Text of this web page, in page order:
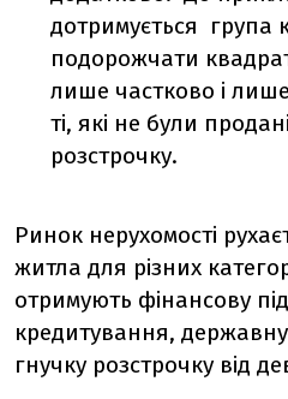
дотримується
група
подорожчати
лише частково і
ті, які не були
розстрочку.
Ринок нерухомості
житла для різних
отримують фінансову
кредитування, державну
гнучку розстрочку від